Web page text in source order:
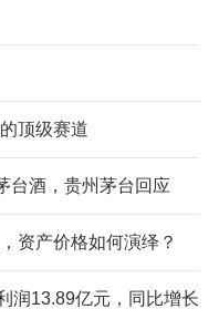
顶级赛道
台酒，贵州茅台回应
资产价格如何演绎？
润13.89亿元，同比增长